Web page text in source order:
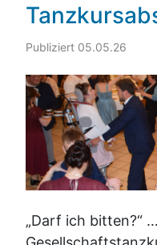
Publiziert 05.05.26
„Darf ich bitten?“